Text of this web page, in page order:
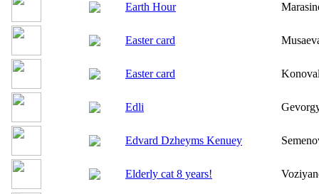
Earth Hour
Easter card
Easter card
Edli
Edvard Dzheyms Kenuey
Elderly cat 8 years!